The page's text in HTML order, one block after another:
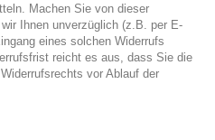
Machen Sie von dieser
Ihnen unverzüglich (z.B. per E-
eines solchen Widerrufs
reicht es aus, dass Sie die
vor Ablauf der